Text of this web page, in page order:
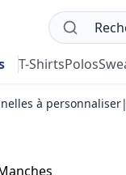
T-ShirtsPolos
à personnaliser|